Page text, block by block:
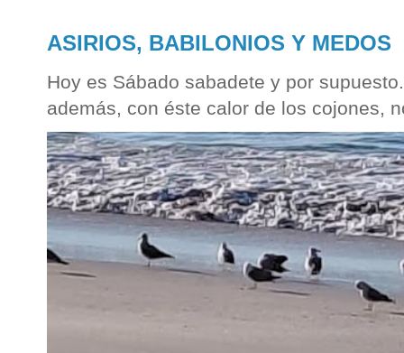
ASIRIOS, BABILONIOS Y MEDOS
Hoy es Sábado sabadete y por
además, con éste calor de los cojones,